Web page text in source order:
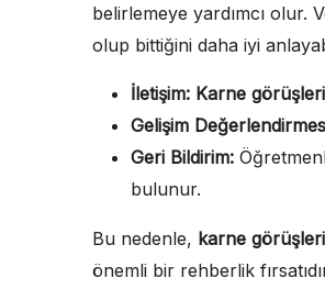
belirlemeye yardımcı olur.
olup bittiğini daha iyi
İletişim: Karne görüşleri
Gelişim
Geri Bildirim:
bulunur.
Bu nedenle, karne görüşleri
önemli bir rehberlik